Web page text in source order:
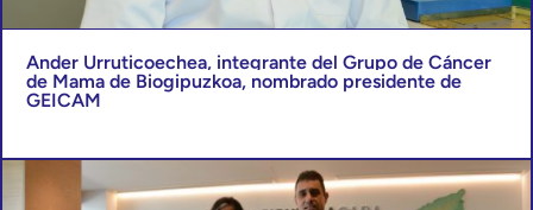
Ander Urruticoechea, integrante del Grupo de Cáncer
de Mama de Biogipuzkoa, nombrado presidente de
GEICAM